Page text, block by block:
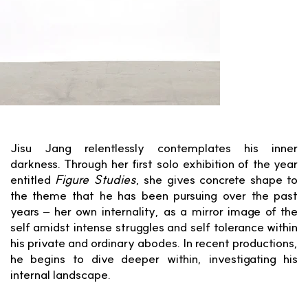
Jisu Jang relentlessly contemplates his inner
darkness. Through her first solo exhibition of the year
entitled Figure Studies, she gives concrete shape to
the theme that he has been pursuing over the past
years – her own internality, as a mirror image of the
self amidst intense struggles and self tolerance within
his private and ordinary abodes. In recent productions,
he begins to dive deeper within, investigating his
internal landscape.